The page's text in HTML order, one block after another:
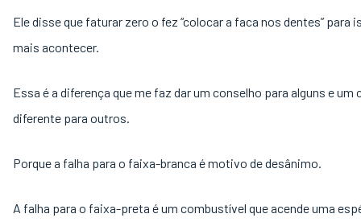
Ele disse que faturar zero o fez “colocar a faca nos dentes” para
mais acontecer.
Essa é a diferença que me faz dar um conselho para alguns e um
diferente para outros.
Porque a falha para o faixa-branca é motivo de desânimo.
A falha para o faixa-preta é um combustível que acende uma